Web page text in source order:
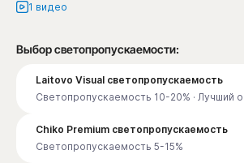
1 видео
Выбор светопропускаемости:
Laitovo Visual светопропускаемость
Светопропускаемость 10-20% · Лучший
Chiko Premium светопропускаемость
Светопропускаемость 5-15%